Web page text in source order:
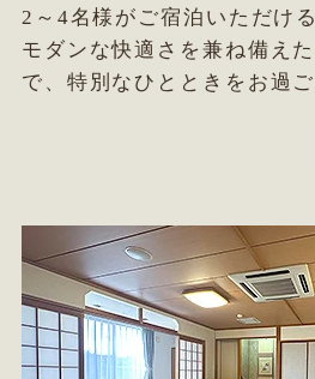
2～4名様がご宿泊いただけ
モダンな快適さを兼ね備え
で、特別なひとときをお過ご